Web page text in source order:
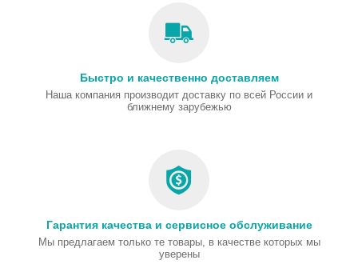
Быстро и качественно доставляем
Наша компания производит доставку по всей России и
ближнему зарубежью
Гарантия качества и сервисное обслуживание
Мы предлагаем только те товары, в качестве которых мы
уверены